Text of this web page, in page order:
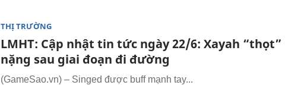
THỊ TRƯỜNG
LMHT: Cập nhật tin tức ngày 22/6: Xayah “thọt”
nặng sau giai đoạn đi đường
(GameSao.vn) – Singed được buff mạnh tay...